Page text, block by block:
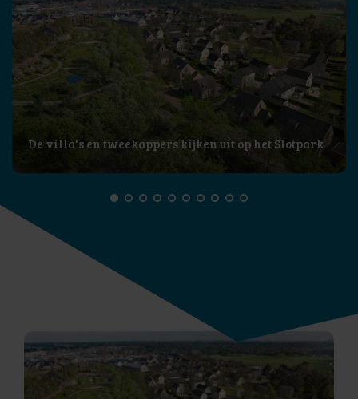
De villa's en tweekappers kijken uit op het Slotpark